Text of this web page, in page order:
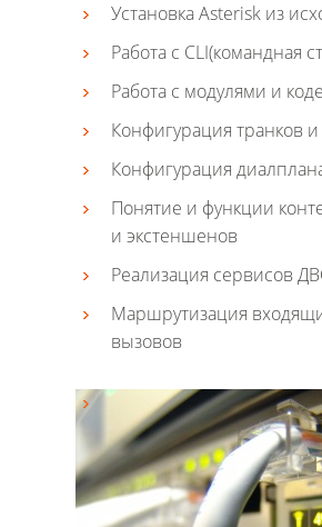
Установка Asterisk из
Работа с CLI(командная
Работа с модулями и
Конфигурация транков
Конфигурация
Понятие и функции
и экстеншенов
Реализация сервисов
Маршрутизация
вызовов